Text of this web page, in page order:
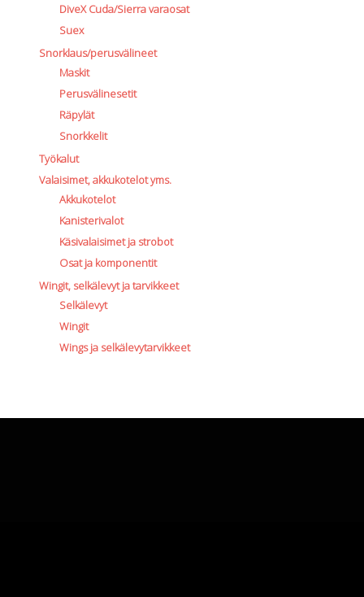
DiveX Cuda/Sierra varaosat
Suex
Snorklaus/perusvälineet
Maskit
Perusvälinesetit
Räpylät
Snorkkelit
Työkalut
Valaisimet, akkukotelot yms.
Akkukotelot
Kanisterivalot
Käsivalaisimet ja strobot
Osat ja komponentit
Wingit, selkälevyt ja tarvikkeet
Selkälevyt
Wingit
Wings ja selkälevytarvikkeet